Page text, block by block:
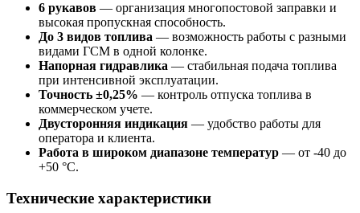
6 рукавов — организация многопостовой заправки и
высокая пропускная способность.
До 3 видов топлива — возможность работы с разными
видами ГСМ в одной колонке.
Напорная гидравлика — стабильная подача топлива
при интенсивной эксплуатации.
Точность ±0,25% — контроль отпуска топлива в
коммерческом учете.
Двусторонняя индикация — удобство работы для
оператора и клиента.
Работа в широком диапазоне температур — от -40 до
+50 °C.
Технические характеристики